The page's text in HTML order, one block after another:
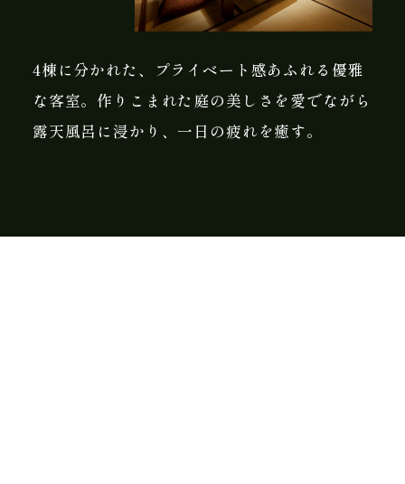
4棟に分かれた、プライベート感あふれる優雅
な客室。作りこまれた庭の美しさを愛でながら
露天風呂に浸かり、一日の疲れを癒す。